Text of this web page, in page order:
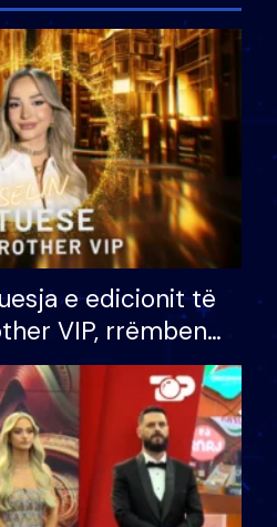
e edicionit të
VIP, rrëmben
100 mijë eurosh